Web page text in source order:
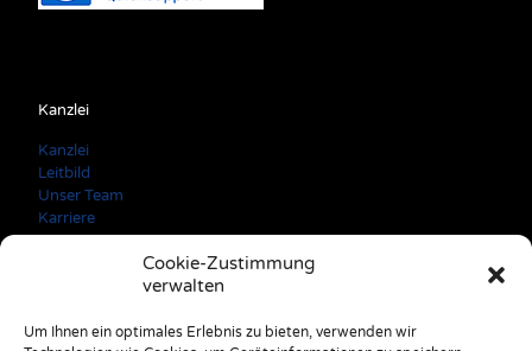
Cookie-Zustimmung
verwalten
Um Ihnen ein optimales Erlebnis zu bieten, verwenden wir
Kanzlei
Kanzlei
Leitbild
Unser Team
Karriere
Kontaktdaten